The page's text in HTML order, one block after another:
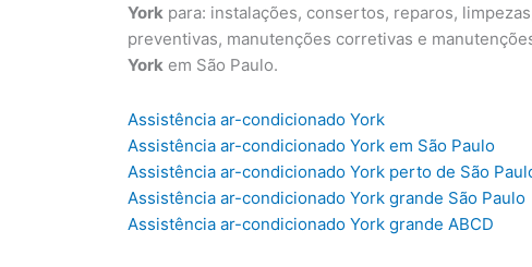
York para: instalações, consertos, reparos,
preventivas, manutenções corretivas e
York em São Paulo.
Assistência ar-condicionado York
Assistência ar-condicionado York em São Paulo
Assistência ar-condicionado York perto de São
Assistência ar-condicionado York grande São Paulo
Assistência ar-condicionado York grande ABCD